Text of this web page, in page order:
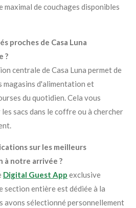
maximal de couchages disponibles
proches de Casa Luna
?
centrale de Casa Luna permet de
magasins d'alimentation et
du quotidien. Cela vous
sacs dans le coffre ou à chercher
.
sur les meilleurs
à notre arrivée ?
Digital Guest App exclusive
section entière est dédiée à la
avons sélectionné personnellement